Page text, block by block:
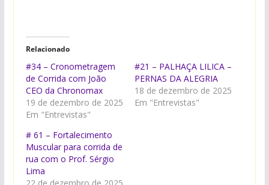
Relacionado
#34 – Cronometragem
de Corrida com João
CEO da Chronomax
19 de dezembro de 2025
Em "Entrevistas"
#21 – PALHAÇA LILICA –
PERNAS DA ALEGRIA
18 de dezembro de 2025
Em "Entrevistas"
# 61 – Fortalecimento
Muscular para corrida de
rua com o Prof. Sérgio
Lima